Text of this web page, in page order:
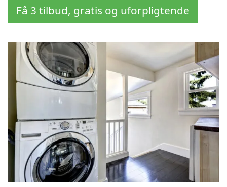
Få 3 tilbud, gratis og uforpligtende